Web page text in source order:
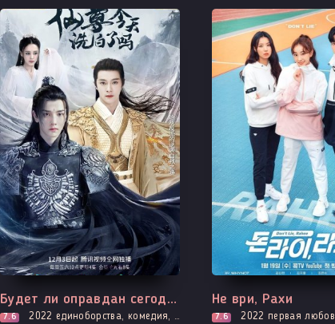
Все серии
Будет ли оправдан сегодня господин Бессмертный
7.6 2022 единоборства, комедия, сянься, фэнтези
Все серии
Не ври, Рахи
7.6 2022 первая любовь, про